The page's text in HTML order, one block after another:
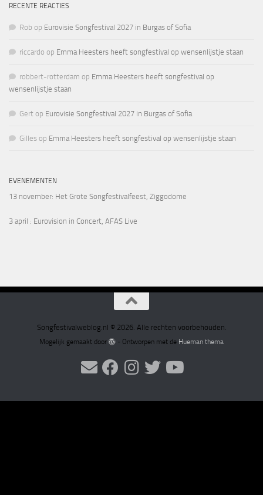
RECENTE REACTIES
Rob op Eurovisie Songfestival 2027 in Burgas of Sofia
riccardo op Emma Heesters heeft songfestival op wensenlijstje staan
robbert-rotterdam op Emma Heesters heeft songfestival op
wensenlijstje staan
Gert op Eurovisie Songfestival 2027 in Burgas of Sofia
Gilles op Emma Heesters heeft songfestival op wensenlijstje staan
EVENEMENTEN
13 november: Het Grote Songfestivalfeest, Ziggodome
3 april : Eurovision in Concert, AFAS Live
Songfestivalweblog.nl © 2026. Alle rechten voorbehouden.
Mogelijk gemaakt door - Ontworpen met de Hueman thema